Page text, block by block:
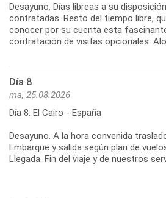
Desayuno. Días libreas a su
contratadas. Resto del tiempo libre,
conocer por su cuenta esta
contratación de visitas opcionales.
Día 8
ma, 25.08.2026
Día 8: El Cairo - España
Desayuno. A la hora convenida
Embarque y salida según plan de
Llegada. Fin del viaje y de nuestros